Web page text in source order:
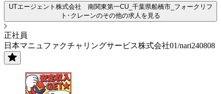
UTエージェント株式会社 南関東第一CU_千葉県船橋市_フォークリフ
ト･クレーンのその他の求人を見る
正社員
日本マニュファクチャリングサービス株式会社01/nari240808